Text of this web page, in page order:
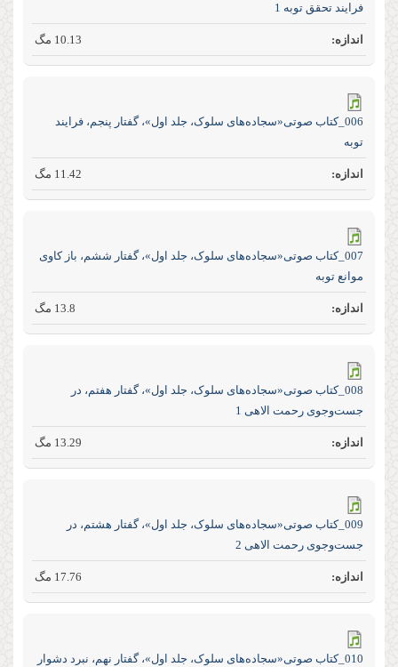
فرایند تحقق توبه 1
10.13 مگ
006_کتاب صوتی«سجاده‌های سلوک، جلد اول»، گفتار پنجم، فرایند
توبه
11.42 مگ
007_کتاب صوتی«سجاده‌های سلوک، جلد اول»، گفتار ششم، باز کاوی
موانع توبه
13.8 مگ
008_کتاب صوتی«سجاده‌های سلوک، جلد اول»، گفتار هفتم، در
جست‌و‌جوی رحمت الاهی 1
13.29 مگ
009_کتاب صوتی«سجاده‌های سلوک، جلد اول»، گفتار هشتم، در
جست‌و‌جوی رحمت الاهی 2
17.76 مگ
010_کتاب صوتی«سجاده‌های سلوک، جلد اول»، گفتار نهم، نبرد دشوار